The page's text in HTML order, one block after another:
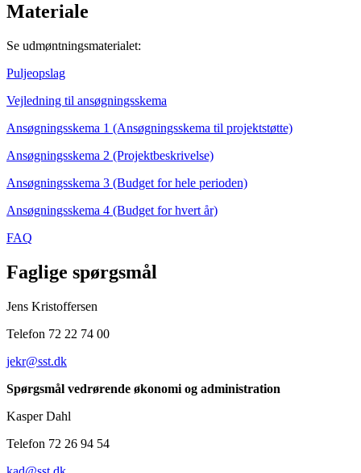
Materiale
Se udmøntningsmaterialet:
Puljeopslag
Vejledning til ansøgningsskema
Ansøgningsskema 1 (Ansøgningsskema til projektstøtte)
Ansøgningsskema 2 (Projektbeskrivelse)
Ansøgningsskema 3 (Budget for hele perioden)
Ansøgningsskema 4 (Budget for hvert år)
FAQ
Faglige spørgsmål
Jens Kristoffersen
Telefon 72 22 74 00
jekr@sst.dk
Spørgsmål vedrørende økonomi og administration
Kasper Dahl
Telefon 72 26 94 54